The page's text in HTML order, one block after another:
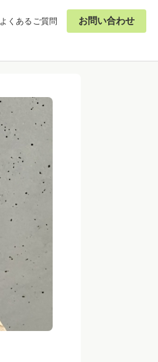
よくあるご質問 お問い合わせ